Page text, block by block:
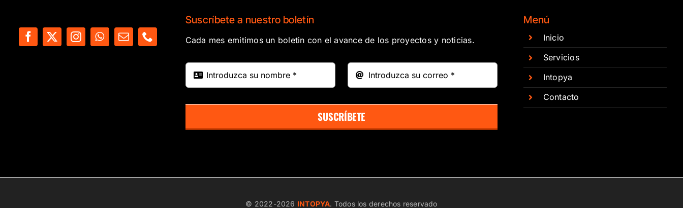
Suscríbete a nuestro boletín
Cada mes emitimos un boletin con el avance de los proyectos y noticias.
SUSCRÍBETE
Menú
Inicio
Servicios
Intopya
Contacto
© 2022-2026 INTOPYA. Todos los derechos reservado